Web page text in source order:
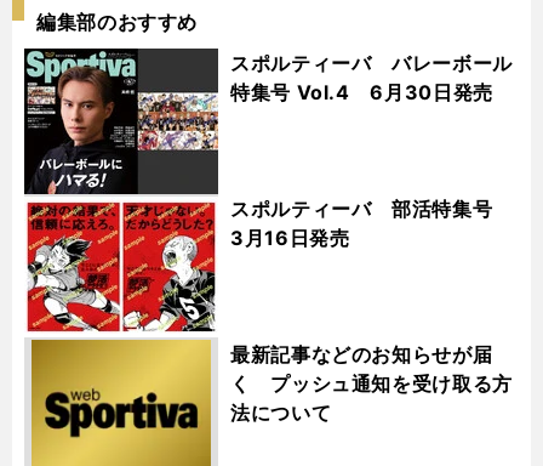
編集部のおすすめ
スポルティーバ バレーボール
特集号 Vol.4 6月30日発売
スポルティーバ 部活特集号
3月16日発売
最新記事などのお知らせが届
く プッシュ通知を受け取る方
法について